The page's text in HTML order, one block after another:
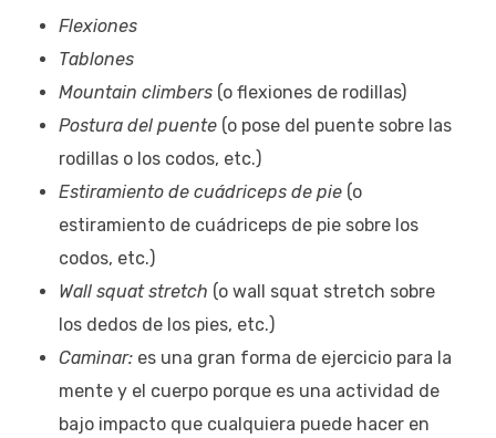
Flexiones
Tablones
Mountain climbers(o flexiones de rodillas)
Postura del puente(o pose del puente sobre las
rodillas o los codos, etc.)
Estiramiento de cuádriceps de pie(o
estiramiento de cuádriceps de pie sobre los
codos, etc.)
Wall squat stretch (o wall squat stretch sobre
los dedos de los pies, etc.)
Caminar:es una gran forma de ejercicio para la
mente y el cuerpo porque es una actividad de
bajo impacto que cualquiera puede hacer en